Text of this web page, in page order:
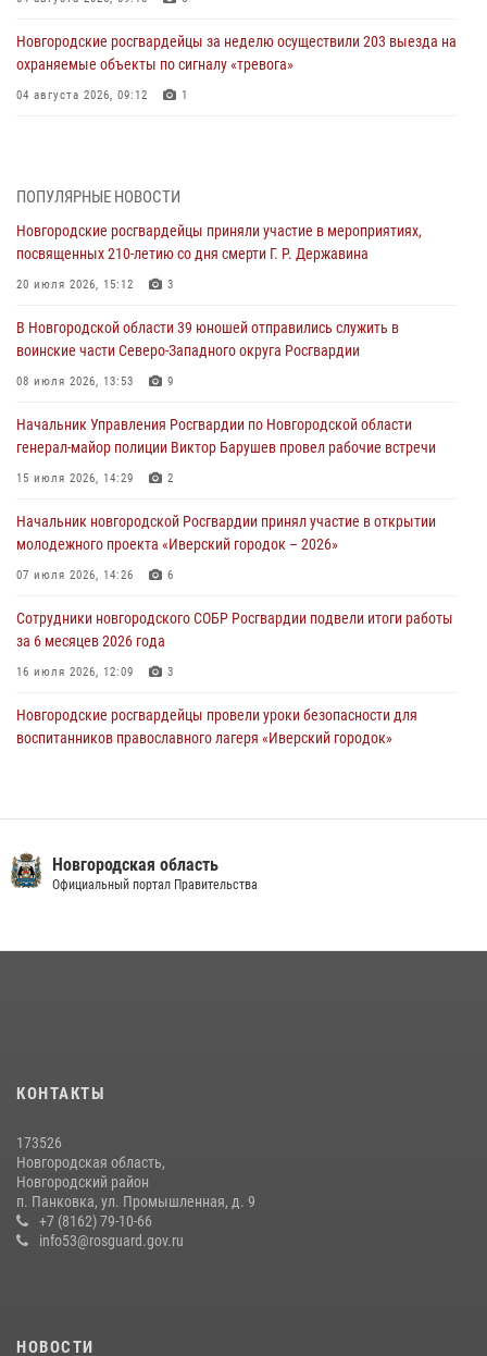
Новгородские росгвардейцы за неделю осуществили 203 выезда на
охраняемые объекты по сигналу «тревога»
04 августа 2026, 09:12 1
В Великом Новгороде сотрудники центра лицензионно-
разрешительной работы Росгвардии провели телефонную «горячую
30 июля 2026, 14:36 1
Новгородские росгвардейцы рассказали о службе детям из летнего
30 июля 2026, 08:40 5
Новгородские росгвардейцы задержали мужчину
Телесюжет в программе "Новгородское областное телевидение.
Новости часа." от 29 июля 2026 года. Новгородские призывники
29 июля 2026, 12:54 1
ПОПУЛЯРНЫЕ НОВОСТИ
Новгородские росгвардейцы приняли участие в мероприятиях,
посвященных 210-летию со дня смерти Г. Р. Державина
20 июля 2026, 15:12 3
В Новгородской области 39 юношей отправились служить в
воинские части Северо-Западного округа Росгвардии
08 июля 2026, 13:53 9
Начальник Управления Росгвардии по Новгородской области
генерал-майор полиции Виктор Барушев провел рабочие встречи
15 июля 2026, 14:29 2
Начальник новгородской Росгвардии принял участие в открытии
молодежного проекта «Иверский городок – 2026»
07 июля 2026, 14:26 6
Сотрудники новгородского СОБР Росгвардии подвели итоги работы
за 6 месяцев 2026 года
16 июля 2026, 12:09 3
Новгородские росгвардейцы провели уроки безопасности для
воспитанников православного лагеря «Иверский городок»
08 июля 2026, 13:48 3
подвел итоги служебной деятельности сотрудников
вневедомственной охраны за первое полугодие 2026 года
22 июля 2026, 12:33 6
Новгородская область
Официальный портал Правительства
КОНТАКТЫ
173526
Новгородская область,
Новгородский район
п. Панковка, ул. Промышленная, д. 9
+7 (8162) 79-10-66
info53@rosguard.gov.ru
НОВОСТИ